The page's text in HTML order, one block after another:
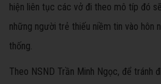
hiện liên tục các vở đi theo mô típ đó
những người trẻ thiếu niềm tin vào hôn
thống.
Theo NSND Trần Minh Ngọc, để tránh